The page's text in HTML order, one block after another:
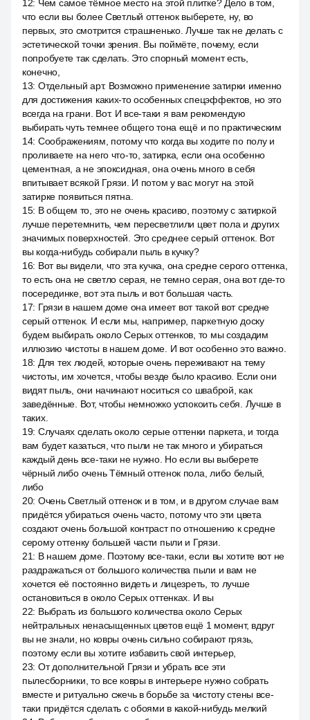
12: Чем самое тёмное место на этой плитке? Дело в том,
что если вы более Светлый оттенок выберете, ну, во
первых, это смотрится страшненько. Лучше так не делать с
эстетической точки зрения. Вы поймёте, почему, если
попробуете так сделать. Это спорный момент есть,
конечно,
13: Отдельный арт. Возможно применение затирки именно
для достижения каких-то особенных спецэффектов, но это
всегда на грани. Вот. И все-таки я вам рекомендую
выбирать чуть темнее общего тона ещё и по практическим
14: Соображениям, потому что когда вы ходите по полу и
проливаете на него что-то, затирка, если она особенно
цементная, а не эпоксидная, она очень много в себя
впитывает всякой Грязи. И потом у вас могут на этой
затирке появиться пятна.
15: В общем то, это не очень красиво, поэтому с затиркой
лучше перетемнить, чем пересветлили цвет пола и других
значимых поверхностей. Это среднее серый оттенок. Вот
вы когда-нибудь собирали пыль в кучку?
16: Вот вы видели, что эта кучка, она средне серого оттенка,
то есть она не светло серая, не темно серая, она вот где-то
посерединке, вот эта пыль и вот большая часть.
17: Грязи в нашем доме она имеет вот такой вот средне
серый оттенок. И если мы, например, паркетную доску
будем выбирать около Серых оттенков, то мы создадим
иллюзию чистоты в нашем доме. И вот особенно это важно.
18: Для тех людей, которые очень переживают на тему
чистоты, им хочется, чтобы везде было красиво. Если они
видят пыль, они начинают носиться со шваброй, как
заведённые. Вот, чтобы немножко успокоить себя. Лучше в
таких.
19: Случаях сделать около серые оттенки паркета, и тогда
вам будет казаться, что пыли не так много и убираться
каждый день все-таки не нужно. Но если вы выберете
чёрный либо очень Тёмный оттенок пола, либо белый,
либо
20: Очень Светлый оттенок и в том, и в другом случае вам
придётся убираться очень часто, потому что эти цвета
создают очень большой контраст по отношению к средне
серому оттенку большей части пыли и Грязи.
21: В нашем доме. Поэтому все-таки, если вы хотите вот не
раздражаться от большого количества пыли и вам не
хочется её постоянно видеть и лицезреть, то лучше
остановиться в около Серых оттенках. И вы
22: Выбрать из большого количества около Серых
нейтральных ненасыщенных цветов ещё 1 момент, вдруг
вы не знали, но ковры очень сильно собирают грязь,
поэтому если вы хотите избавить свой интерьер,
23: От дополнительной Грязи и убрать все эти
пылесборники, то все ковры в интерьере нужно собрать
вместе и ритуально сжечь в борьбе за чистоту стены все-
таки придётся сделать с обоями в какой-нибудь мелкий